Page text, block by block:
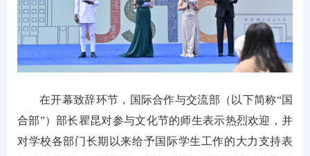
在开幕致辞环节，国际合作与交流部（以下简称“国
合部”）部长瞿昆对参与文化节的师生表示热烈欢迎，并
对学校各部门长期以来给予国际学生工作的大力支持表